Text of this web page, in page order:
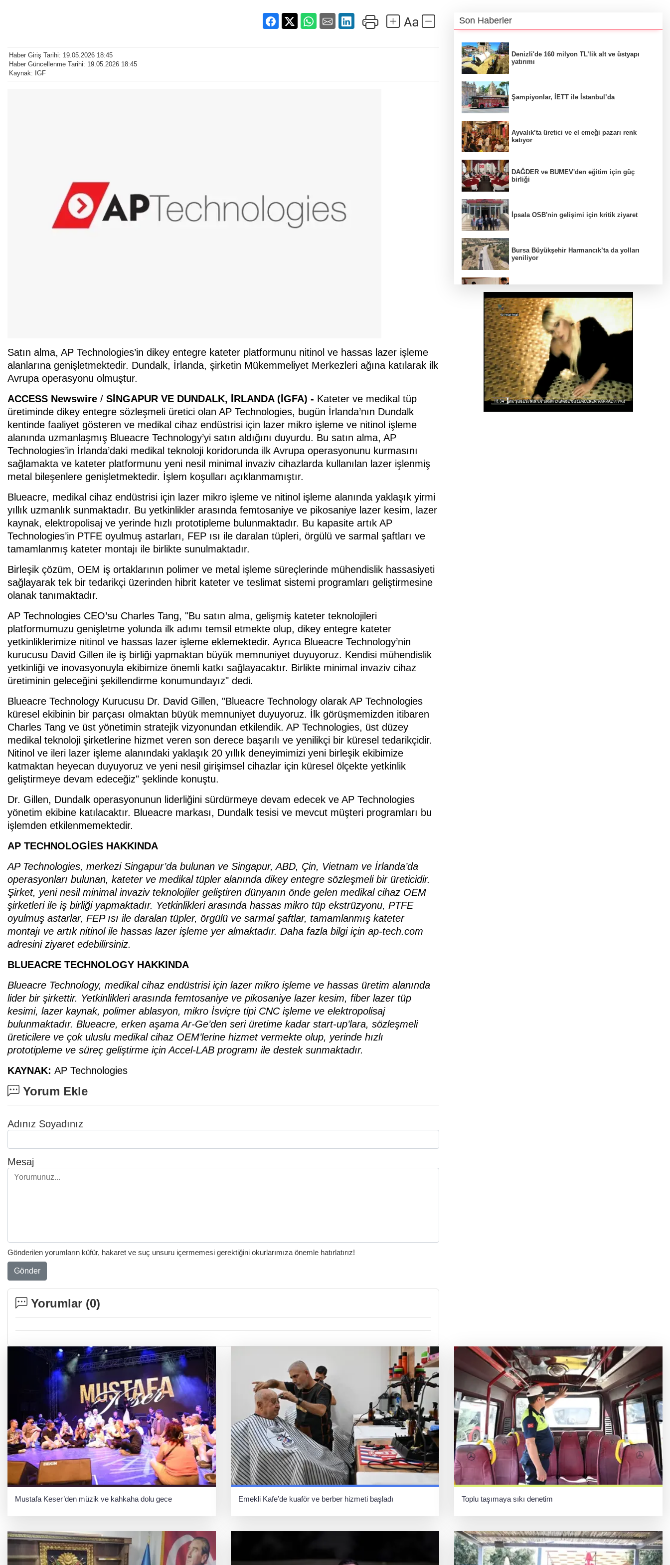
Haber Giriş Tarihi: 19.05.2026 18:45
Haber Güncellenme Tarihi: 19.05.2026 18:45
Kaynak: IGF
Satın alma, AP Technologies’in dikey entegre kateter platformunu nitinol ve hassas lazer işleme
alanlarına genişletmektedir. Dundalk, İrlanda, şirketin Mükemmeliyet Merkezleri ağına katılarak ilk
Avrupa operasyonu olmuştur.
ACCESS Newswire / SİNGAPUR VE DUNDALK, İRLANDA (İGFA) - Kateter ve medikal tüp
üretiminde dikey entegre sözleşmeli üretici olan AP Technologies, bugün İrlanda’nın Dundalk
kentinde faaliyet gösteren ve medikal cihaz endüstrisi için lazer mikro işleme ve nitinol işleme
alanında uzmanlaşmış Blueacre Technology’yi satın aldığını duyurdu. Bu satın alma, AP
Technologies’in İrlanda’daki medikal teknoloji koridorunda ilk Avrupa operasyonunu kurmasını
sağlamakta ve kateter platformunu yeni nesil minimal invaziv cihazlarda kullanılan lazer işlenmiş
metal bileşenlere genişletmektedir. İşlem koşulları açıklanmamıştır.
Blueacre, medikal cihaz endüstrisi için lazer mikro işleme ve nitinol işleme alanında yaklaşık yirmi
yıllık uzmanlık sunmaktadır. Bu yetkinlikler arasında femtosaniye ve pikosaniye lazer kesim, lazer
kaynak, elektropolisaj ve yerinde hızlı prototipleme bulunmaktadır. Bu kapasite artık AP
Technologies’in PTFE oyulmuş astarları, FEP ısı ile daralan tüpleri, örgülü ve sarmal şaftları ve
tamamlanmış kateter montajı ile birlikte sunulmaktadır.
Birleşik çözüm, OEM iş ortaklarının polimer ve metal işleme süreçlerinde mühendislik hassasiyeti
sağlayarak tek bir tedarikçi üzerinden hibrit kateter ve teslimat sistemi programları geliştirmesine
olanak tanımaktadır.
AP Technologies CEO’su Charles Tang, "Bu satın alma, gelişmiş kateter teknolojileri
platformumuzu genişletme yolunda ilk adımı temsil etmekte olup, dikey entegre kateter
yetkinliklerimize nitinol ve hassas lazer işleme eklemektedir. Ayrıca Blueacre Technology’nin
kurucusu David Gillen ile iş birliği yapmaktan büyük memnuniyet duyuyoruz. Kendisi mühendislik
yetkinliği ve inovasyonuyla ekibimize önemli katkı sağlayacaktır. Birlikte minimal invaziv cihaz
üretiminin geleceğini şekillendirme konumundayız" dedi.
Blueacre Technology Kurucusu Dr. David Gillen, "Blueacre Technology olarak AP Technologies
küresel ekibinin bir parçası olmaktan büyük memnuniyet duyuyoruz. İlk görüşmemizden itibaren
Charles Tang ve üst yönetimin stratejik vizyonundan etkilendik. AP Technologies, üst düzey
medikal teknoloji şirketlerine hizmet veren son derece başarılı ve yenilikçi bir küresel tedarikçidir.
Nitinol ve ileri lazer işleme alanındaki yaklaşık 20 yıllık deneyimimizi yeni birleşik ekibimize
katmaktan heyecan duyuyoruz ve yeni nesil girişimsel cihazlar için küresel ölçekte yetkinlik
geliştirmeye devam edeceğiz" şeklinde konuştu.
Dr. Gillen, Dundalk operasyonunun liderliğini sürdürmeye devam edecek ve AP Technologies
yönetim ekibine katılacaktır. Blueacre markası, Dundalk tesisi ve mevcut müşteri programları bu
işlemden etkilenmemektedir.
AP TECHNOLOGİES HAKKINDA
AP Technologies, merkezi Singapur’da bulunan ve Singapur, ABD, Çin, Vietnam ve İrlanda’da
operasyonları bulunan, kateter ve medikal tüpler alanında dikey entegre sözleşmeli bir üreticidir.
Şirket, yeni nesil minimal invaziv teknolojiler geliştiren dünyanın önde gelen medikal cihaz OEM
şirketleri ile iş birliği yapmaktadır. Yetkinlikleri arasında hassas mikro tüp ekstrüzyonu, PTFE
oyulmuş astarlar, FEP ısı ile daralan tüpler, örgülü ve sarmal şaftlar, tamamlanmış kateter
montajı ve artık nitinol ile hassas lazer işleme yer almaktadır. Daha fazla bilgi için ap-tech.com
adresini ziyaret edebilirsiniz.
BLUEACRE TECHNOLOGY HAKKINDA
Blueacre Technology, medikal cihaz endüstrisi için lazer mikro işleme ve hassas üretim alanında
lider bir şirkettir. Yetkinlikleri arasında femtosaniye ve pikosaniye lazer kesim, fiber lazer tüp
kesimi, lazer kaynak, polimer ablasyon, mikro İsviçre tipi CNC işleme ve elektropolisaj
bulunmaktadır. Blueacre, erken aşama Ar-Ge’den seri üretime kadar start-up’lara, sözleşmeli
üreticilere ve çok uluslu medikal cihaz OEM’lerine hizmet vermekte olup, yerinde hızlı
prototipleme ve süreç geliştirme için Accel-LAB programı ile destek sunmaktadır.
KAYNAK: AP Technologies
Yorum Ekle
Adınız Soyadınız
Mesaj
Gönderilen yorumların küfür, hakaret ve suç unsuru içermemesi gerektiğini okurlarımıza önemle hatırlatırız!
Gönder
Yorumlar (0)
Son Haberler
Denizli'de 160 milyon TL’lik alt ve üstyapı
yatırımı
Şampiyonlar, İETT ile İstanbul’da
Ayvalık’ta üretici ve el emeği pazarı renk
katıyor
DAĞDER ve BUMEV'den eğitim için güç
birliği
İpsala OSB'nin gelişimi için kritik ziyaret
Bursa Büyükşehir Harmancık’ta da yolları
yeniliyor
Ağrı'da toplu sünnet şöleni
Avrupa Drama Buluşmaları gençleri İzmir’de
Osmangazi’de geleceğin yüzücüleri
sertifikalarını aldı
Minik Hazar Ali, ilk kez “anne” dedi
Mustafa Keser’den müzik ve kahkaha dolu gece Emekli Kafe’de kuaför ve berber hizmeti başladı Toplu taşımaya sıkı denetim